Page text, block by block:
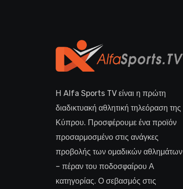
Η Alfa Sports TV είναι η πρώτη
διαδικτυακή αθλητική τηλεόραση της
Κύπρου. Προσφέρουμε ένα προϊόν
προσαρμοσμένο στις ανάγκες
προβολής των ομαδικών αθλημάτων
– πέραν του ποδοσφαίρου Α
κατηγορίας. Ο σεβασμός στις